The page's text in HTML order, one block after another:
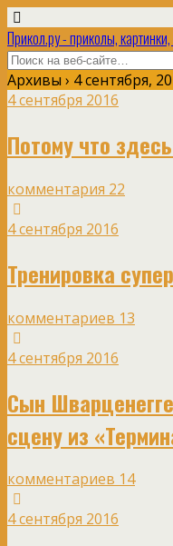
Прикол.ру - приколы,
Архивы › 4 сентября,
4 сентября 2016
Потому что
комментария 22
4 сентября 2016
Тренировка
комментариев 13
4 сентября 2016
Сын
сцену из
комментариев 14
4 сентября 2016